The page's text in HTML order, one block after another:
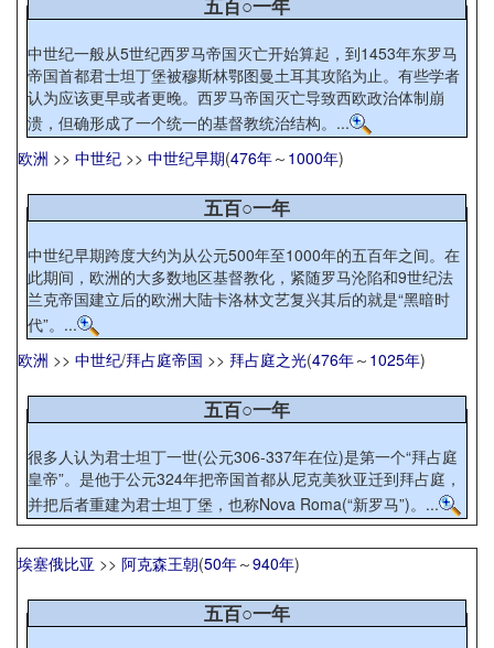
五百○一年
中世纪一般从5世纪西罗马帝国灭亡开始算起，到1453年东罗马
帝国首都君士坦丁堡被穆斯林鄂图曼土耳其攻陷为止。有些学者
认为应该更早或者更晚。西罗马帝国灭亡导致西欧政治体制崩
溃，但确形成了一个统一的基督教统治结构。...
欧洲 >> 中世纪 >> 中世纪早期(476年～ 1000年)
五百○一年
中世纪早期跨度大约为从公元500年至1000年的五百年之间。在
此期间，欧洲的大多数地区基督教化，紧随罗马沦陷和9世纪法
兰克帝国建立后的欧洲大陆卡洛林文艺复兴其后的就是“黑暗时
代”。...
欧洲 >> 中世纪/拜占庭帝国 >> 拜占庭之光(476年～ 1025年)
五百○一年
很多人认为君士坦丁一世(公元306-337年在位)是第一个“拜占庭
皇帝”。是他于公元324年把帝国首都从尼克美狄亚迁到拜占庭，
并把后者重建为君士坦丁堡，也称Nova Roma(“新罗马”)。...
埃塞俄比亚 >> 阿克森王朝(50年～940年)
五百○一年